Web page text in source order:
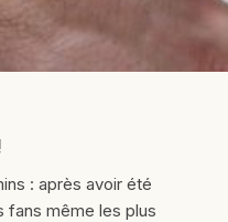
: après avoir été
fans même les plus